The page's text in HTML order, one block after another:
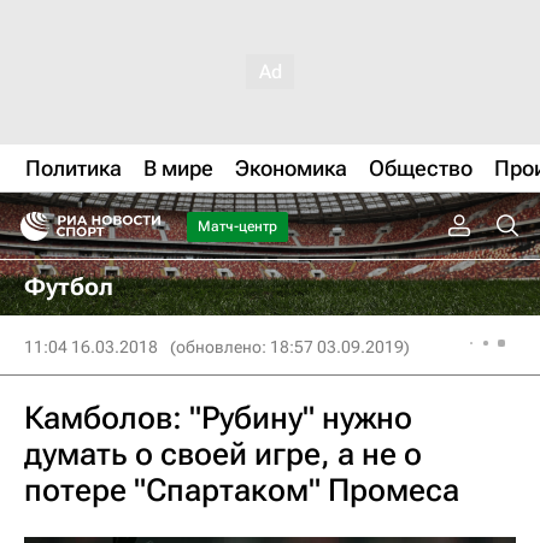
Политика В мире Экономика Общество
Матч-центр
Футбол
11:04 16.03.2018 (обновлено: 18:57 03.09.2019)
Камболов: "Рубину" нужно
думать о своей игре, а не о
потере "Спартаком" Промеса